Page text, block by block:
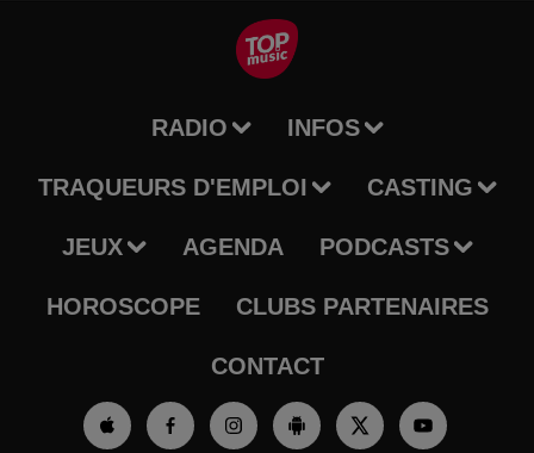
RADIO INFOS
TRAQUEURS D'EMPLOI CASTING
JEUX AGENDA PODCASTS
HOROSCOPE CLUBS PARTENAIRES
CONTACT